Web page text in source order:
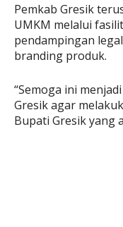
Pemkab Gresik
UMKM melalui
pendampingan
branding produk.
“Semoga ini
Gresik agar
Bupati Gresik yang